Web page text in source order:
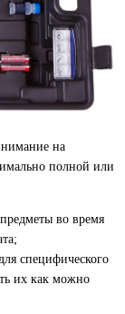
на
полной или
во время
специфического
их как можно